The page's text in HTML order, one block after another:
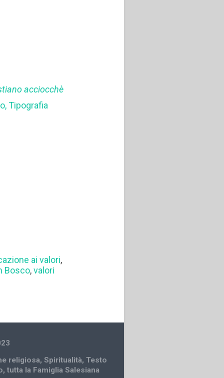
acciocchè
Tipografia
ai valori,
Bosco,valori
religiosa,Spiritualità,Testo
,tutta la Famiglia Salesiana